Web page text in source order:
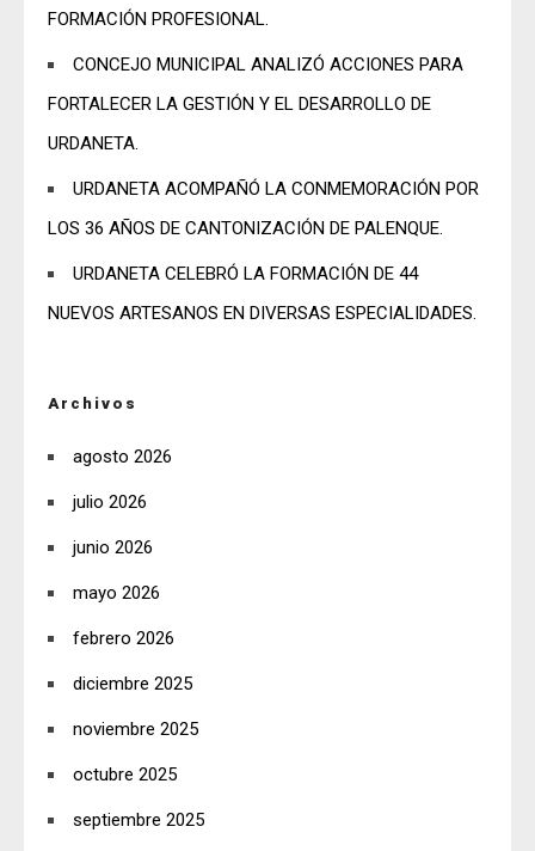
FORMACIÓN PROFESIONAL.
CONCEJO MUNICIPAL ANALIZÓ ACCIONES PARA
FORTALECER LA GESTIÓN Y EL DESARROLLO DE
URDANETA.
URDANETA ACOMPAÑÓ LA CONMEMORACIÓN POR
LOS 36 AÑOS DE CANTONIZACIÓN DE PALENQUE.
URDANETA CELEBRÓ LA FORMACIÓN DE 44
NUEVOS ARTESANOS EN DIVERSAS ESPECIALIDADES.
Archivos
agosto 2026
julio 2026
junio 2026
mayo 2026
febrero 2026
diciembre 2025
noviembre 2025
octubre 2025
septiembre 2025